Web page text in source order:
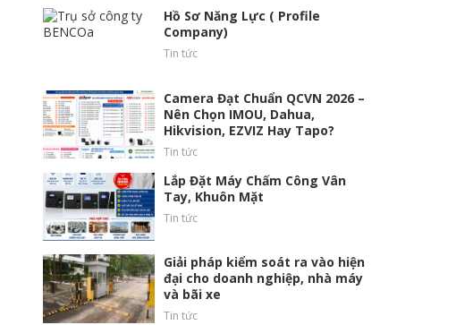
Hồ Sơ Năng Lực ( Profile
Company)
Tin tức
Camera Đạt Chuẩn QCVN 2026 –
Nên Chọn IMOU, Dahua,
Hikvision, EZVIZ Hay Tapo?
Tin tức
Lắp Đặt Máy Chấm Công Vân
Tay, Khuôn Mặt
Tin tức
Giải pháp kiểm soát ra vào hiện
đại cho doanh nghiệp, nhà máy
và bãi xe
Tin tức